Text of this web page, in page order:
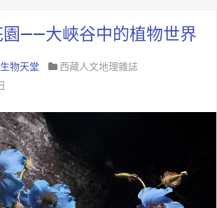
園——大峽谷中的植物世界
生物天堂
西藏人文地理雜誌